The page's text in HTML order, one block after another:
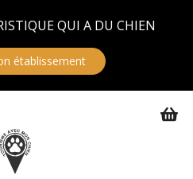
QUI A DU CHIEN
établissement